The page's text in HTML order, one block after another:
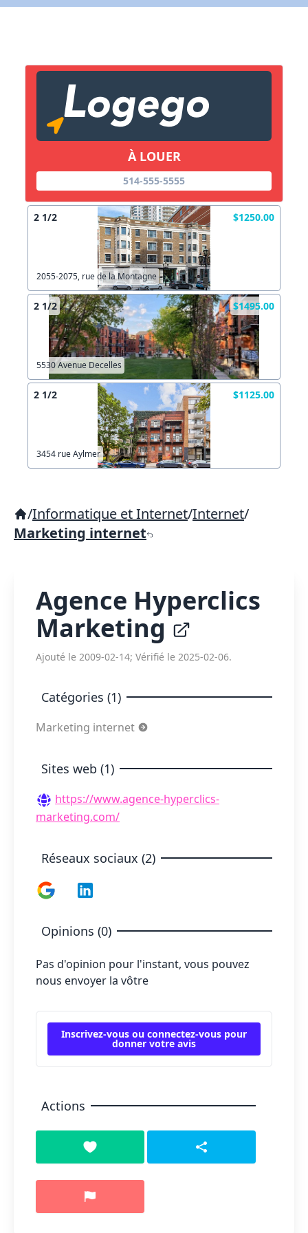
À LOUER
514-555-5555
2 1/2 $1250.00
2055-2075, rue de la Montagne
2 1/2 $1495.00
5530 Avenue Decelles
2 1/2 $1125.00
3454 rue Aylmer
/Informatique et Internet/Internet/
Marketing internet
Agence Hyperclics
Marketing
Ajouté le 2009-02-14; Vérifié le 2025-02-06.
Catégories (1)
Marketing internet
Sites web (1)
https://www.agence-hyperclics-
marketing.com/
Réseaux sociaux (2)
Opinions (0)
Pas d'opinion pour l'instant, vous pouvez
nous envoyer la vôtre
Inscrivez-vous ou connectez-vous pour
donner votre avis
Actions
X Fermer Envoyez
Copier lien
X Fermer
X Fermer